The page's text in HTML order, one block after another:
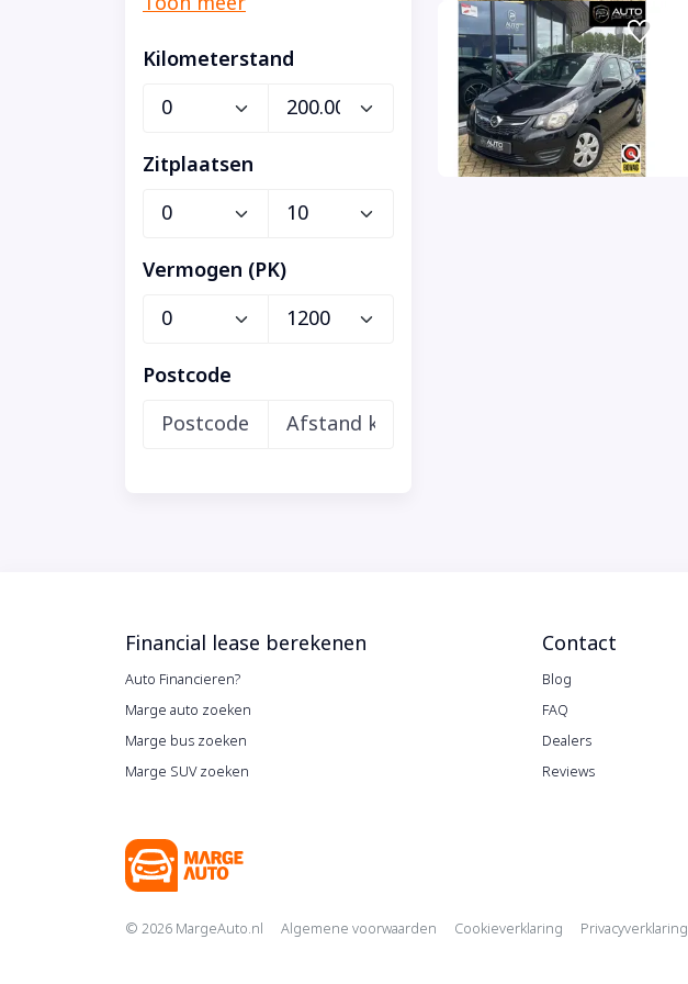
Kilometerstand
Zitplaatsen
Vermogen (PK)
Postcode
Financial lease berekenen
Auto Financieren?
Marge auto zoeken
Marge bus zoeken
Marge SUV zoeken
Contact
Blog
FAQ
Dealers
Reviews
Copyright navigation
© 2026 MargeAuto.nl Algemene voorwaarden Cookieverklaring Privacyverklaring